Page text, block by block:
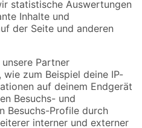
Versandarten